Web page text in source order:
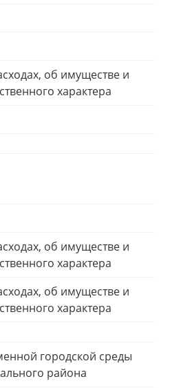
об имуществе и
характера
об имуществе и
характера
об имуществе и
характера
городской среды
района